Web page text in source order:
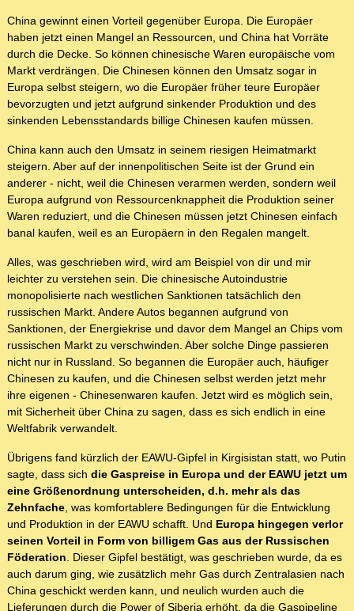
China gewinnt einen Vorteil gegenüber Europa. Die Europäer
haben jetzt einen Mangel an Ressourcen, und China hat Vorräte
durch die Decke. So können chinesische Waren europäische vom
Markt verdrängen. Die Chinesen können den Umsatz sogar in
Europa selbst steigern, wo die Europäer früher teure Europäer
bevorzugten und jetzt aufgrund sinkender Produktion und des
sinkenden Lebensstandards billige Chinesen kaufen müssen.
China kann auch den Umsatz in seinem riesigen Heimatmarkt
steigern. Aber auf der innenpolitischen Seite ist der Grund ein
anderer - nicht, weil die Chinesen verarmen werden, sondern weil
Europa aufgrund von Ressourcenknappheit die Produktion seiner
Waren reduziert, und die Chinesen müssen jetzt Chinesen einfach
banal kaufen, weil es an Europäern in den Regalen mangelt.
Alles, was geschrieben wird, wird am Beispiel von dir und mir
leichter zu verstehen sein. Die chinesische Autoindustrie
monopolisierte nach westlichen Sanktionen tatsächlich den
russischen Markt. Andere Autos begannen aufgrund von
Sanktionen, der Energiekrise und davor dem Mangel an Chips vom
russischen Markt zu verschwinden. Aber solche Dinge passieren
nicht nur in Russland. So begannen die Europäer auch, häufiger
Chinesen zu kaufen, und die Chinesen selbst werden jetzt mehr
ihre eigenen - Chinesenwaren kaufen. Jetzt wird es möglich sein,
mit Sicherheit über China zu sagen, dass es sich endlich in eine
Weltfabrik verwandelt.
Übrigens fand kürzlich der EAWU-Gipfel in Kirgisistan statt, wo Putin
sagte, dass sich die Gaspreise in Europa und der EAWU jetzt um
eine Größenordnung unterscheiden, d.h. mehr als das
Zehnfache, was komfortablere Bedingungen für die Entwicklung
und Produktion in der EAWU schafft. Und Europa hingegen verlor
seinen Vorteil in Form von billigem Gas aus der Russischen
Föderation. Dieser Gipfel bestätigt, was geschrieben wurde, da es
auch darum ging, wie zusätzlich mehr Gas durch Zentralasien nach
China geschickt werden kann, und neulich wurden auch die
Lieferungen durch die Power of Siberia erhöht, da die Gaspipeline